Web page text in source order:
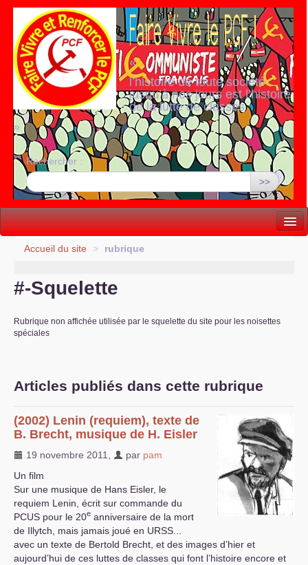
«
l’histoire de toute société
jusqu’à nos jours est l’histoire
de la lutte de classes
»
Rechercher :
>>
Vie politique
Internationale
S’organiser
Vie du site
Accueil du site > rubrique
#-Squelette
Rubrique non affichée utilisée par le squelette du site pour les noisettes
spéciales
Articles publiés dans cette rubrique
(2002) Lenin (requiem), texte de
B. Brecht, musique de H. Eisler
19 novembre 2011 par pam
Un film
Sur une musique de Hans Eisler, le
requiem Lenin, écrit sur commande du
PCUS pour le 20e anniversaire de la mort
de Illytch, mais jamais joué en URSS
avec un texte de Bertold Brecht, et des images d’hier et
aujourd’hui de ces luttes de classes qui font l’histoire encore et